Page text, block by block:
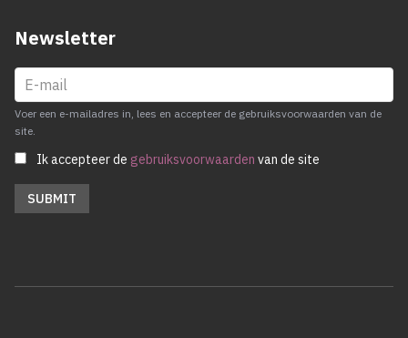
Newsletter
Voer een e-mailadres in, lees en accepteer de gebruiksvoorwaarden van de
site.
Ik accepteer de gebruiksvoorwaarden van de site